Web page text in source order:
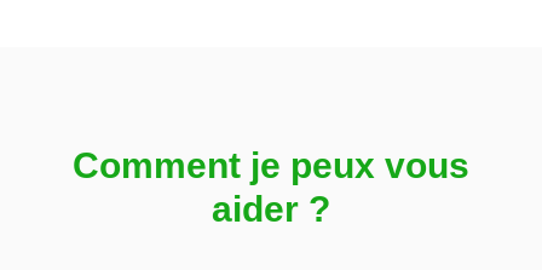
Comment je peux vous
aider ?